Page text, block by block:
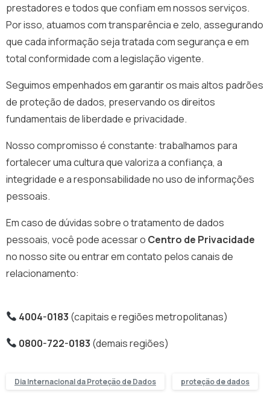
prestadores e todos que confiam em nossos serviços.
Por isso, atuamos com transparência e zelo, assegurando
que cada informação seja tratada com segurança e em
total conformidade com a legislação vigente.
Seguimos empenhados em garantir os mais altos padrões
de proteção de dados, preservando os direitos
fundamentais de liberdade e privacidade.
Nosso compromisso é constante: trabalhamos para
fortalecer uma cultura que valoriza a confiança, a
integridade e a responsabilidade no uso de informações
pessoais.
Em caso de dúvidas sobre o tratamento de dados
pessoais, você pode acessar o Centro de Privacidade
no nosso site ou entrar em contato pelos canais de
relacionamento:
4004-0183 (capitais e regiões metropolitanas)
0800-722-0183 (demais regiões)
Dia Internacional da Proteção de Dados proteção de dados